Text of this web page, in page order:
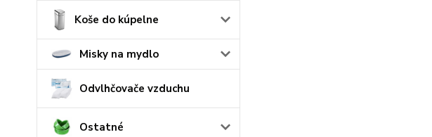
Koše do kúpelne
Misky na mydlo
Odvlhčovače vzduchu
Ostatné